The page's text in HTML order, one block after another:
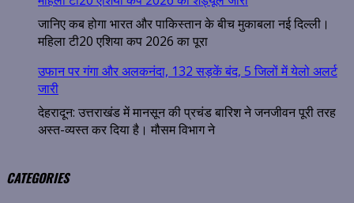
जानिए कब होगा भारत और पाकिस्तान के बीच मुकाबला नई दिल्ली।
महिला टी20 एशिया कप 2026 का पूरा
उफान पर गंगा और अलकनंदा, 132 सड़कें बंद, 5 जिलों में येलो अलर्ट
जारी
देहरादून: उत्तराखंड में मानसून की प्रचंड बारिश ने जनजीवन पूरी तरह
अस्त-व्यस्त कर दिया है। मौसम विभाग ने
CATEGORIES